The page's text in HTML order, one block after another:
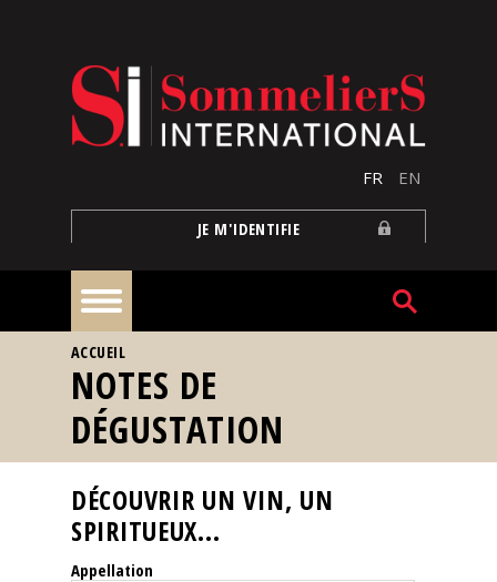
FR EN
JE M'IDENTIFIE
À
la
une
Reportages
Nos
VOUS ÊTES ICI
ACCUEIL
NOTES DE
DÉGUSTATION
DÉCOUVRIR UN VIN, UN
SPIRITUEUX...
Appellation